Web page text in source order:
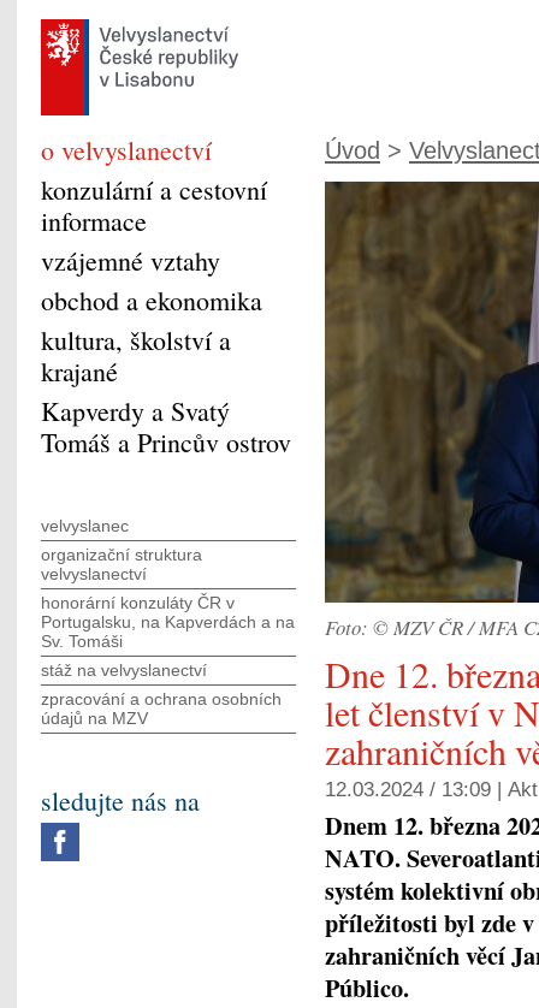
Úvod >
Foto: © MZV ČR / MFA
Dne 12.
let členství v
zahraničních
12.03.2024 / 13:09 |
Dnem 12. března
NATO.
systém kolektivní
příležitosti byl zde
zahraničních věcí
Público.
o velvyslanectví
konzulární a cestovní
informace
vzájemné vztahy
obchod a ekonomika
kultura, školství a
krajané
Kapverdy a Svatý
Tomáš a Princův ostrov
velvyslanec
organizační struktura
velvyslanectví
honorární konzuláty ČR v
Portugalsku, na Kapverdách a na
Sv. Tomáši
stáž na velvyslanectví
zpracování a ochrana osobních
údajů na MZV
sledujte nás na